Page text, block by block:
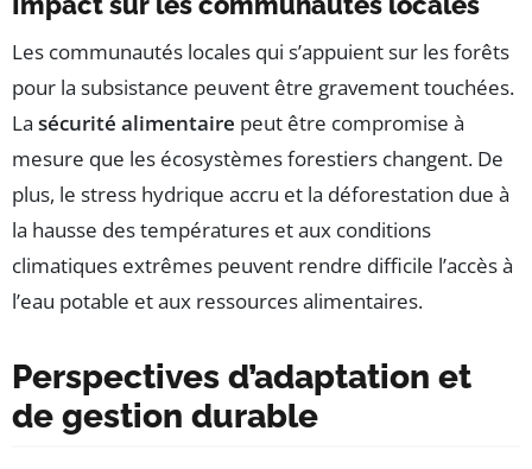
Les communautés locales qui s’appuient sur les forêts
pour la subsistance peuvent être gravement touchées.
La sécurité alimentaire peut être compromise à
mesure que les écosystèmes forestiers changent. De
plus, le stress hydrique accru et la déforestation due à
la hausse des températures et aux conditions
climatiques extrêmes peuvent rendre difficile l’accès à
l’eau potable et aux ressources alimentaires.
Perspectives d’adaptation et
de gestion durable